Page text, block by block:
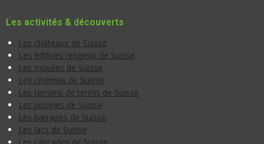
Les activités & découverts
Les châteaux de Suisse
Les édifices religieux de Suisse
Les musées de Suisse
Les cinémas de Suisse
Les terrains de tennis de Suisse
Les piscines de Suisse
Les barrages de Suisse
Les lacs de Suisse